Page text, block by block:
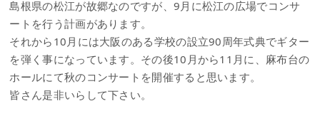
島根県の松江が故郷なのですが、9月に松江の広場でコンサ
ートを行う計画があります。
それから10月には大阪のある学校の設立90周年式典でギター
を弾く事になっています。その後10月から11月に、麻布台の
ホールにて秋のコンサートを開催すると思います。
皆さん是非いらして下さい。